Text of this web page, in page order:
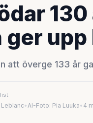
130
upp
att överge 133 år
•AI-Foto: Pia Luuka• 4